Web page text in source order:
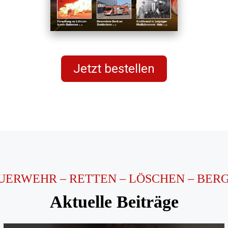
Jetzt bestellen
– RETTEN – LÖSCHEN –
Aktuelle Beiträge